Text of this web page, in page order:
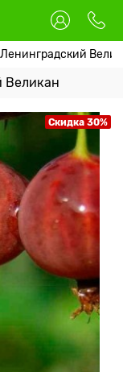
Великан
Скидка 30%